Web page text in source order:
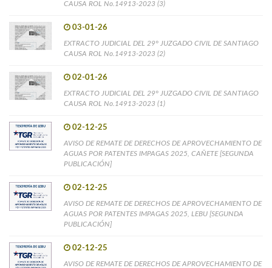
CAUSA ROL No.14913-2023 (3)
03-01-26
EXTRACTO JUDICIAL DEL 29° JUZGADO CIVIL DE SANTIAGO
CAUSA ROL No.14913-2023 (2)
02-01-26
EXTRACTO JUDICIAL DEL 29° JUZGADO CIVIL DE SANTIAGO
CAUSA ROL No.14913-2023 (1)
02-12-25
AVISO DE REMATE DE DERECHOS DE APROVECHAMIENTO DE
AGUAS POR PATENTES IMPAGAS 2025, CAÑETE [SEGUNDA
PUBLICACIÓN]
02-12-25
AVISO DE REMATE DE DERECHOS DE APROVECHAMIENTO DE
AGUAS POR PATENTES IMPAGAS 2025, LEBU [SEGUNDA
PUBLICACIÓN]
02-12-25
AVISO DE REMATE DE DERECHOS DE APROVECHAMIENTO DE